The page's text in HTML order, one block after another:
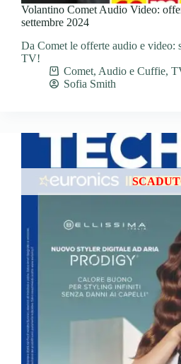
Volantino Comet Audio Video:
settembre 2024
Da Comet le offerte audio e video:
TV!
Comet, Audio e Cuffie,
Sofia Smith